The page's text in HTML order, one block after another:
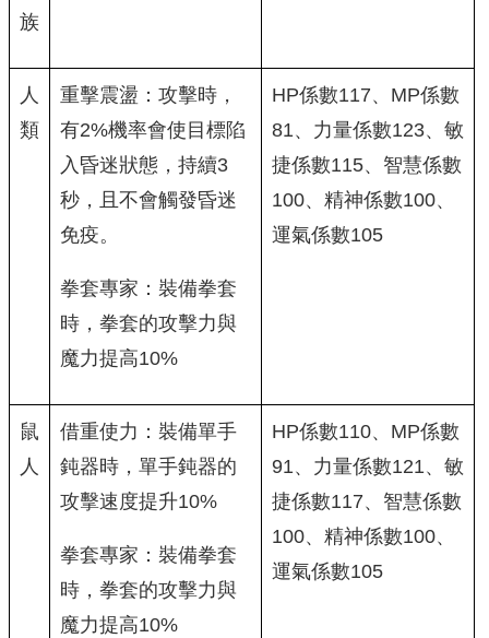
族
人
類
重擊震盪：攻擊時，
有2%機率會使目標陷
入昏迷狀態，持續3
秒，且不會觸發昏迷
免疫。
拳套專家：裝備拳套
時，拳套的攻擊力與
魔力提高10%
HP係數117、MP係數
81、力量係數123、敏
捷係數115、智慧係數
100、精神係數100、
運氣係數105
鼠
人
借重使力：裝備單手
鈍器時，單手鈍器的
攻擊速度提升10%
拳套專家：裝備拳套
時，拳套的攻擊力與
魔力提高10%
HP係數110、MP係數
91、力量係數121、敏
捷係數117、智慧係數
100、精神係數100、
運氣係數105